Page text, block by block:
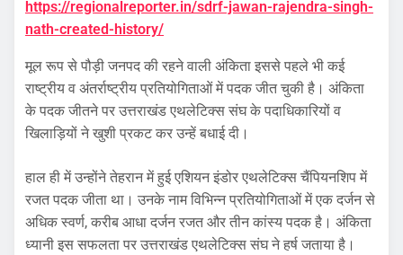
https://regionalreporter.in/sdrf-jawan-rajendra-singh-
nath-created-history/
मूल रूप से पौड़ी जनपद की रहने वाली अंकिता इससे पहले भी कई
राष्ट्रीय व अंतर्राष्ट्रीय प्रतियोगिताओं में पदक जीत चुकी है। अंकिता
के पदक जीतने पर उत्तराखंड एथलेटिक्स संघ के पदाधिकारियों व
खिलाड़ियों ने खुशी प्रकट कर उन्हें बधाई दी।
हाल ही में उन्होंने तेहरान में हुई एशियन इंडोर एथलेटिक्स चैंपियनशिप में
रजत पदक जीता था। उनके नाम विभिन्न प्रतियोगिताओं में एक दर्जन से
अधिक स्वर्ण, करीब आधा दर्जन रजत और तीन कांस्य पदक है। अंकिता
ध्यानी इस सफलता पर उत्तराखंड एथलेटिक्स संघ ने हर्ष जताया है।